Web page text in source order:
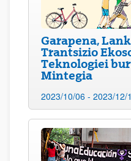
Garapena,
Trantsizio
Teknologiei
Mintegia
2023/10/06 - 2023/12/